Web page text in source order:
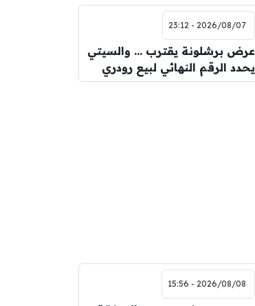
2026/08/07 - 23:12
عرض برشلونة يقترب … والسيتي
يحدد الرقم النهائي لبيع رودري
2026/08/08 - 15:56